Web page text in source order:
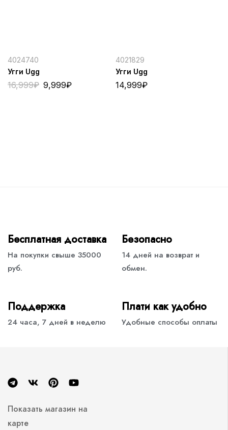
4024740
Угги Ugg
16,999₽ 9,999₽
4021829
Угги Ugg
14,999₽
Бесплатная доставка
На покупки свыше 35000
руб.
Безопасно
14 дней на возврат и
обмен.
Поддержка
24 часа, 7 дней в неделю
Плати как удобно
Удобные способы оплаты
Показать магазин на
карте